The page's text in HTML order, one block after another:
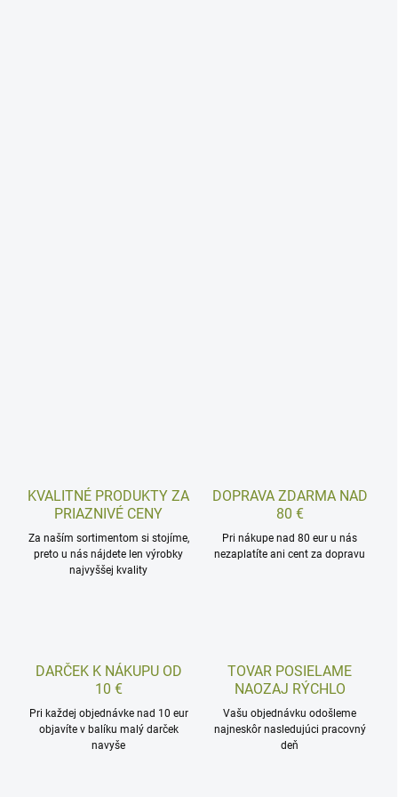
KVALITNÉ PRODUKTY ZA
PRIAZNIVÉ CENY
Za naším sortimentom si stojíme,
preto u nás nájdete len výrobky
najvyššej kvality
DOPRAVA ZDARMA NAD
80 €
Pri nákupe nad 80 eur u nás
nezaplatíte ani cent za dopravu
DARČEK K NÁKUPU OD
10 €
Pri každej objednávke nad 10 eur
objavíte v balíku malý darček
navyše
TOVAR POSIELAME
NAOZAJ RÝCHLO
Vašu objednávku odošleme
najneskôr nasledujúci pracovný
deň